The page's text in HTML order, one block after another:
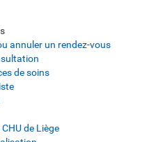
annuler un rendez-vous
de soins
de Liège